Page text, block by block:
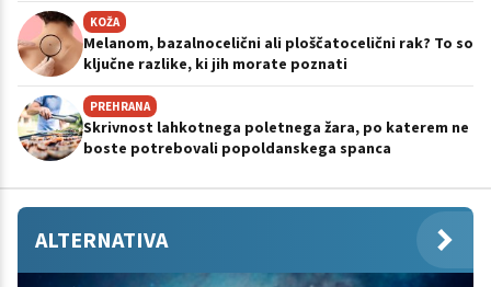
KOŽA
Melanom, bazalnocelični ali ploščatocelični rak? To so
ključne razlike, ki jih morate poznati
PREHRANA
Skrivnost lahkotnega poletnega žara, po katerem ne
boste potrebovali popoldanskega spanca
ALTERNATIVA